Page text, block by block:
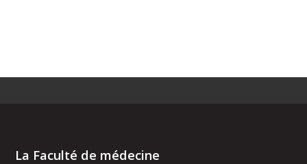
La Faculté de médecine